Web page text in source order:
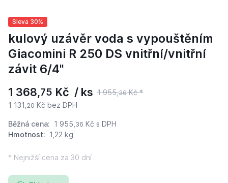
Sleva 30%
kulový uzávěr voda s vypouštěním
Giacomini R 250 DS vnitřní/vnitřní
závit 6/4"
1 368,75 Kč / ks 1 955,36Kč *
1 131, 20 Kč bez DPH
Běžná cena: 1 955, 36 Kč s DPH
Hmotnost: 1,22 kg
* Nejnižší cena za 30 dní